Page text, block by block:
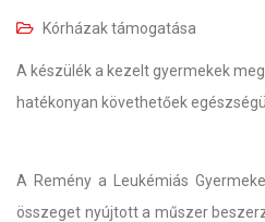
Kórházak támogatása
A készülék a kezelt gyermekek
hatékonyan követhetőek
A Remény a Leukémiás
összeget nyújtott a műszer